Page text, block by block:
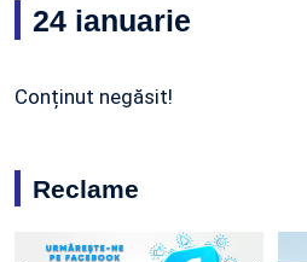
24 ianuarie
Conținut negăsit!
Reclame